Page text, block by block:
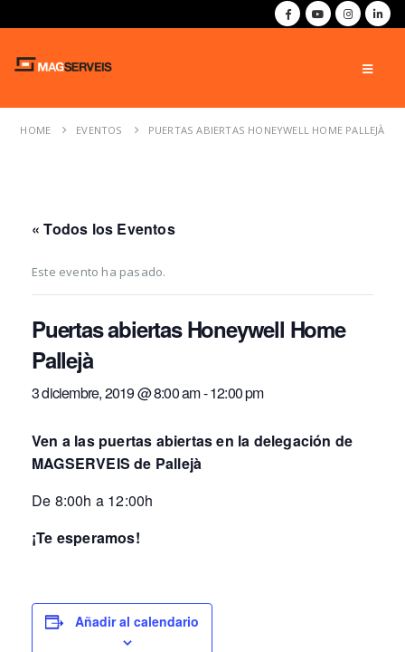
HOME EVENTOS PUERTAS ABIERTAS HONEYWELL HOME PALLEJÀ
« Todos los Eventos
Este evento ha pasado.
Puertas abiertas Honeywell Home
Pallejà
3 diciembre, 2019 @ 8:00 am-12:00 pm
Ven a las puertas abiertas en la delegación de
MAGSERVEIS de Pallejà
De 8:00h a 12:00h
¡Te esperamos!
Añadir al calendario